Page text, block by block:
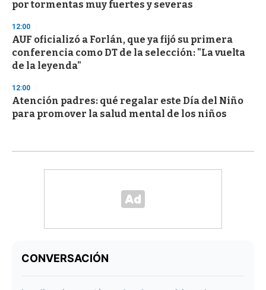
por tormentas muy fuertes y severas
12:00
AUF oficializó a Forlán, que ya fijó su primera
conferencia como DT de la selección: "La vuelta
de la leyenda"
12:00
Atención padres: qué regalar este Día del Niño
para promover la salud mental de los niños